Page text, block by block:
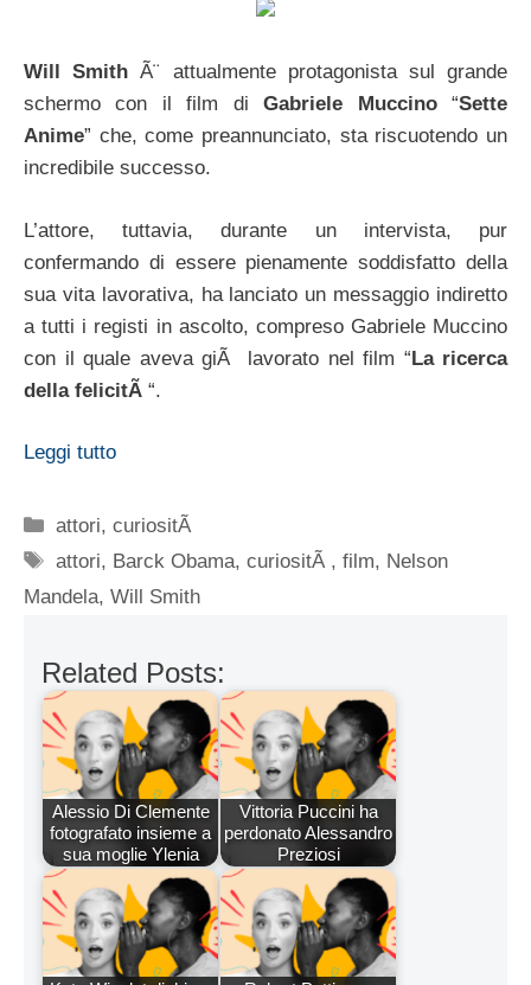
Will Smith Ã¨ attualmente protagonista sul grande
schermo con il film diGabriele Muccino“Sette
Anime” che, come preannunciato, sta riscuotendo un
incredibile successo.
L’attore, tuttavia, durante un intervista, pur
confermando di essere pienamente soddisfatto della
sua vita lavorativa, ha lanciato un messaggio indiretto
a tutti i registi in ascolto, compreso Gabriele Muccino
con il quale aveva giÃ lavorato nel film “La ricerca
della felicitÃ “.
Leggi tutto
Categorie
attori,curiositÃ
Tag
attori, Barck Obama,curiositÃ ,film, Nelson
Mandela, Will Smith
Related Posts:
Alessio Di Clemente
fotografato insieme a
sua moglie Ylenia
Vittoria Puccini ha
perdonato Alessandro
Preziosi